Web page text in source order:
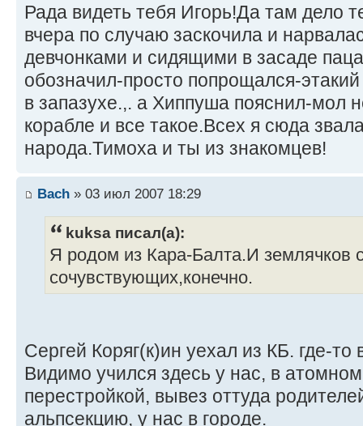
Рада видеть тебя Игорь!Да там дело
вчера по случаю заскочила и
девчонками и сидящими в засаде
обозначил-просто попрощался-
в запазухе.,. а Хиппуша пояснил-мол
корабле и все такое.Всех я сюда
народа.Тимоха и ты из знакомцев!
Bach » 03 июл 2007 18:29
kuksa писал(а):
Я родом из Кара-Балта.И землячков
сочувствующих,конечно.
Сергей Коряг(к)ин уехал из КБ. где-
Видимо учился здесь у нас, в
перестройкой, вывез оттуда
альпсекцию, у нас в городе.